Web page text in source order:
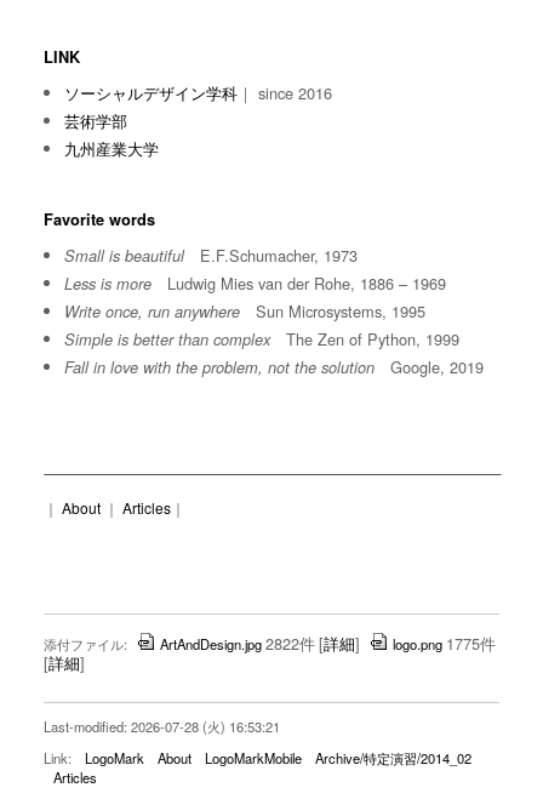
LINK
ソーシャルデザイン学科 ｜ since 2016
芸術学部
九州産業大学
Favorite words
Small is beautifulE.F.Schumacher, 1973
Less is more Ludwig Mies van der Rohe, 1886 – 1969
Write once, run anywhere Sun Microsystems, 1995
Simple is better than complexThe Zen of Python, 1999
Fall in love with the problem, not the solution Google, 2019
｜ About｜ Articles｜
添付ファイル: ArtAndDesign.jpg2822件[詳細] logo.png 1775件
[詳細]
Last-modified: 2026-07-28 (火) 16:53:21
Link:
LogoMark About LogoMarkMobile
Archive/特定演習/2014_02
Articles